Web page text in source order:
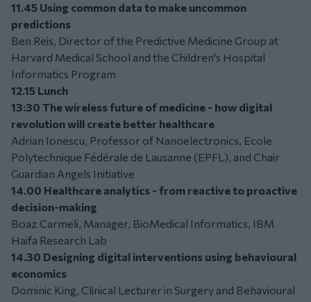
11.45 Using common data to make uncommon
predictions
Ben Reis, Director of the Predictive Medicine Group at
Harvard Medical School and the Children's Hospital
Informatics Program
12.15 Lunch
13:30 The wireless future of medicine - how digital
revolution will create better healthcare
Adrian Ionescu, Professor of Nanoelectronics, Ecole
Polytechnique Fédérale de Lausanne (EPFL), and Chair
Guardian Angels Initiative
14.00 Healthcare analytics - from reactive to proactive
decision-making
Boaz Carmeli, Manager, BioMedical Informatics, IBM
Haifa Research Lab
14.30 Designing digital interventions using behavioural
economics
Dominic King, Clinical Lecturer in Surgery and Behavioural